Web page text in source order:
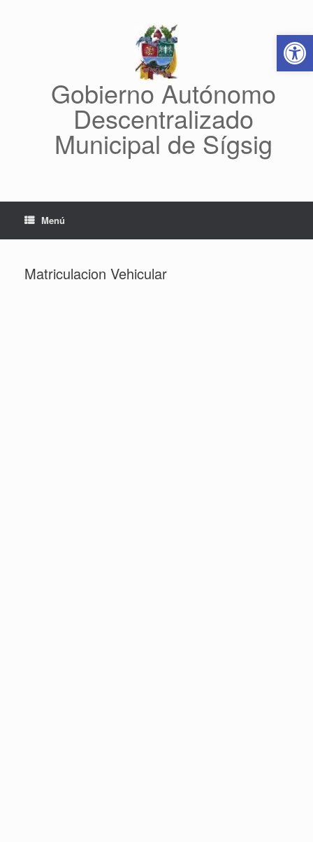
Abrir
Gobierno Autónomo
Descentralizado
Municipal de Sígsig
Menú
Matriculacion Vehicular